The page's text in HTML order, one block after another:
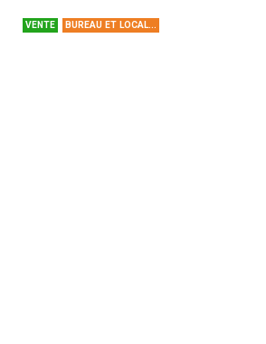
VENTE BUREAU ET LOCAL...